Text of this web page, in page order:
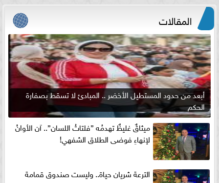
المقالات
أبعد من حدود المستطيل الأخضر .. المبادئ لا تسقط بصفارة
الحكم
ميثاقٌ غليظٌ تهدمُه ”فلتاتُ اللسان”.. آن الأوانُ
لإنهاءِ فوضى الطلاق الشفهي!
الترعة شريان حياة.. وليست صندوق قمامة